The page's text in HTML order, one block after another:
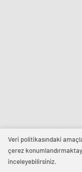
Veri politikasındaki
çerez
inceleyebilirsiniz.